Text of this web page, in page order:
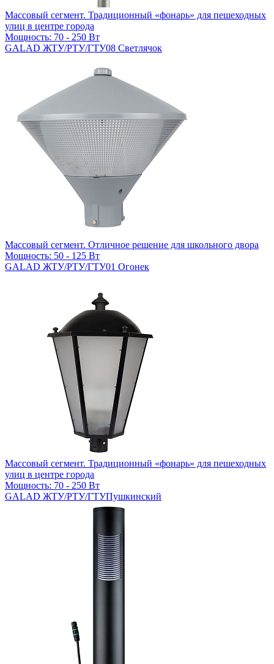
Массовый сегмент. Традиционный «фонарь» для пешеходных
улиц в центре города
Мощность: 70 - 250 Вт
GALAD ЖТУ/РТУ/ГТУ08 Светлячок
Массовый сегмент. Отличное решение для школьного двора
Мощность: 50 - 125 Вт
GALAD ЖТУ/РТУ/ГТУ01 Огонек
Массовый сегмент. Традиционный «фонарь» для пешеходных
улиц в центре города
Мощность: 70 - 250 Вт
GALAD ЖТУ/РТУ/ГТУПушкинский